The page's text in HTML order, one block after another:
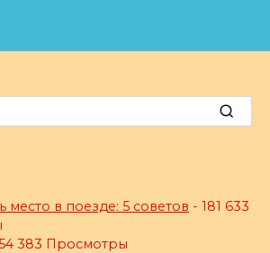
место в поезде: 5 советов - 181 633
383 Просмотры